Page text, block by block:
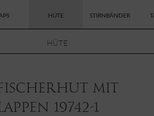
HÜTE STIRNBÄNDER
HÜTE
mit
19742-1